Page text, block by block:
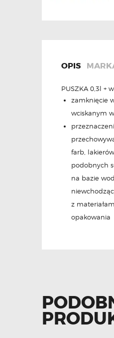
OPIS
PUSZKA 0,3l +
zamknięcie
wciskanym
farb,
podobnych
na bazie
z
opakowania